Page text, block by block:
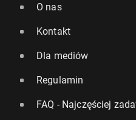
O nas
Kontakt
Dla mediów
Regulamin
FAQ - Najczęściej